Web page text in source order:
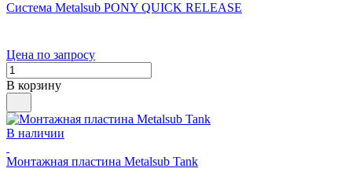
Система Metalsub PONY QUICK RELEASE
Цена по запросу
В корзину
В наличии
Монтажная пластина Metalsub Tank